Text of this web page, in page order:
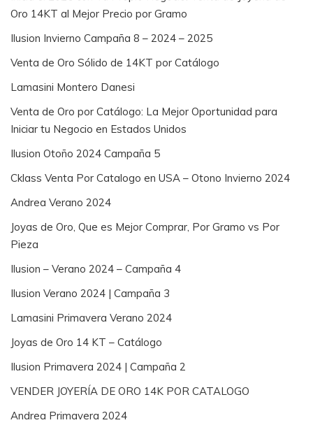
Oro 14KT al Mejor Precio por Gramo
Ilusion Invierno Campaña 8 – 2024 – 2025
Venta de Oro Sólido de 14KT por Catálogo
Lamasini Montero Danesi
Venta de Oro por Catálogo: La Mejor Oportunidad para
Iniciar tu Negocio en Estados Unidos
Ilusion Otoño 2024 Campaña 5
Cklass Venta Por Catalogo en USA – Otono Invierno 2024
Andrea Verano 2024
Joyas de Oro, Que es Mejor Comprar, Por Gramo vs Por
Pieza
Ilusion – Verano 2024 – Campaña 4
Ilusion Verano 2024 | Campaña 3
Lamasini Primavera Verano 2024
Joyas de Oro 14 KT – Catálogo
Ilusion Primavera 2024 | Campaña 2
VENDER JOYERÍA DE ORO 14K POR CATALOGO
Andrea Primavera 2024